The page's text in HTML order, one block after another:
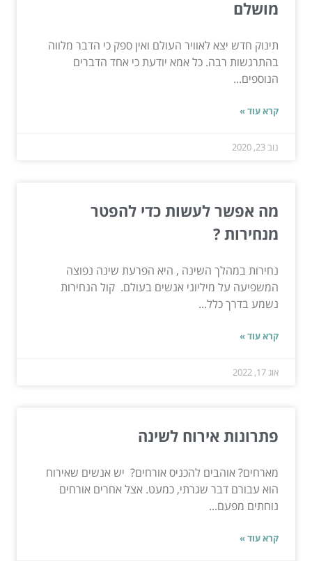
מושלם
תינוק חדש יצא לאוויר העולם ואין ספק כי הדבר מלווה
בהתרגשות רבה. כל אמא יודעת כי אחד הדברים
הנוספים...
קרא עוד »
נוב 23, 2020
מה אפשר לעשות כדי להפטר
מנחירות ?
נחירות במהלך השינה , היא הפרעת שינה נפוצה
המשפיעה על מיליוני אנשים בעולם. קול הנחירות
נשמע בדרך כלל...
קרא עוד »
אוג 17, 2022
פתרונות אירוח לשינה
מארחים? אוהבים להכניס אורחים? יש אנשים שאירוח
הוא עבורם דבר שגרתי, כמעט. אצל אחרים אורחים
נוחתים מפעם...
קרא עוד »